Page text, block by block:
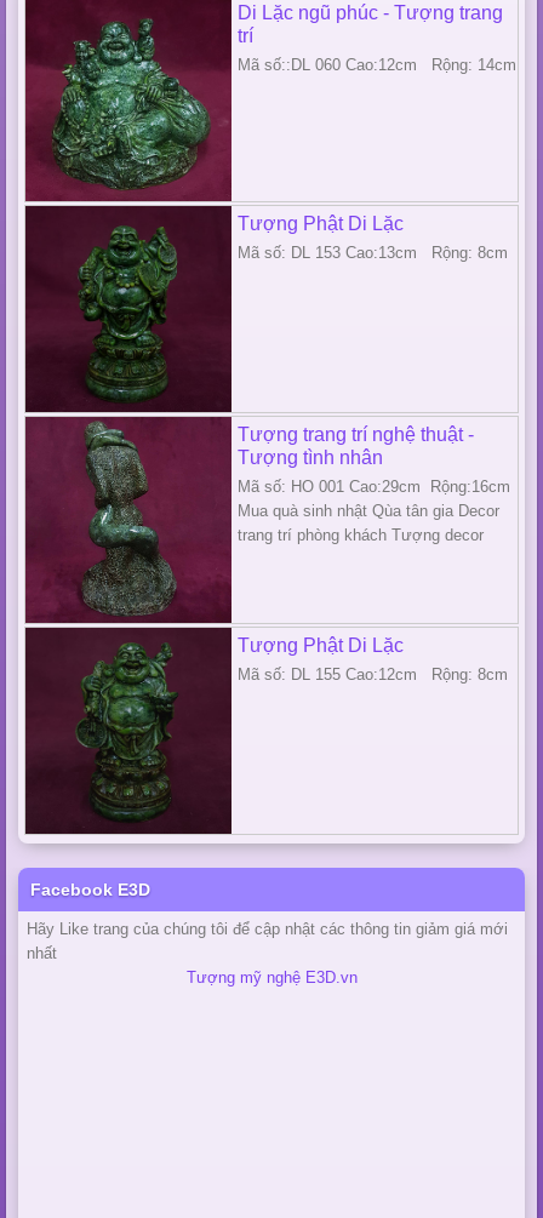
Di Lặc ngũ phúc - Tượng trang
trí
Mã số::DL 060 Cao:12cm Rộng: 14cm
Tượng Phật Di Lặc
Mã số: DL 153 Cao:13cm Rộng: 8cm
Tượng trang trí nghệ thuật -
Tượng tình nhân
Mã số: HO 001 Cao:29cm Rộng:16cm
Mua quà sinh nhật Qùa tân gia Decor
trang trí phòng khách Tượng decor
Tượng Phật Di Lặc
Mã số: DL 155 Cao:12cm Rộng: 8cm
Facebook E3D
Hãy Like trang của chúng tôi để cập nhật các thông tin giảm giá mới
nhất
Tượng mỹ nghệ E3D.vn